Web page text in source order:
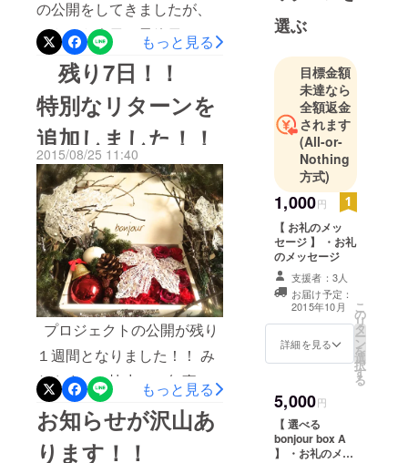
の公開をしてきましたが、
とうとう今日で最終日！！
残り時間も７時間となりま
した！！ 皆様にご支援して
頂き、無事にプロジェクト
をサクセスすることができ
ました＾＾ 本当にありがと
うございます！！ パトロン
の皆様には素敵なリターン
をお届けできるように色々
と準備を進めていますので
是非楽しみに待っていて頂
けると嬉しいです＾＾ そし
て、まだご支援をご検討中
の皆様にも、素敵なリター
ンをご紹介しておりますの
でプロジェクトページをご
覧いただけると嬉しいで
もっと見る
残り7日！！
特別なリターンを
追加しました！！
2015/08/25 11:40
プロジェクトの公開が残り
１週間となりました！！ み
なさまのご協力で、無事サ
クセスすることができまし
た！！ ご支援していただい
た皆様、プロジェクトの拡
もっと見る
お知らせが沢山あ
ります！！
していま
す。
選ぶ
目標金額
未達なら
全額返金
されます
(All-or-
Nothing
方式)
1,000円
【 お礼のメッ
セージ 】 ・お礼
のメッセージ
支援者：3人
お届け予定：
2015年10月
詳細を見る
こ
の
リ
タ
ー
ン
を
選
択
す
る
5,000円
【 選べる
bonjour box A
】 ・お礼のメッ